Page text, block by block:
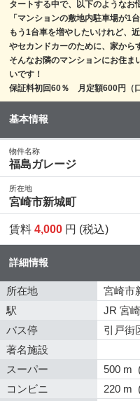
タートする中で、以下のようなお
「マンションの敷地内駐車場が
もう1台車を増やしたいけれど、
やセカンドカーのために、家から
そんなお隣のマンションにお住ま
いです！
保証料初回60％ 月定額600円（
基本情報
物件名称
福島ガレージ
所在地
宮崎市新城町
賃料4,000 円 (税込)
詳細情報
所在地
宮崎市
駅
JR 宮
バス停
引戸街
著名施設
スーパー
500 m
コンビニ
220 m